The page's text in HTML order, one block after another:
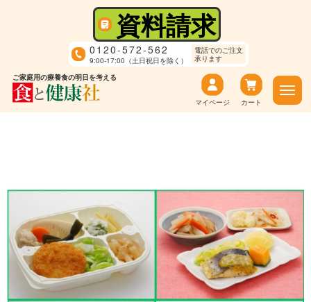
ご家庭用の療養食の明日を考える
資料請求
0120-572-562
9:00-17:00（土日祝日を除く）
電話でのご注文
承ります
マイページ カート